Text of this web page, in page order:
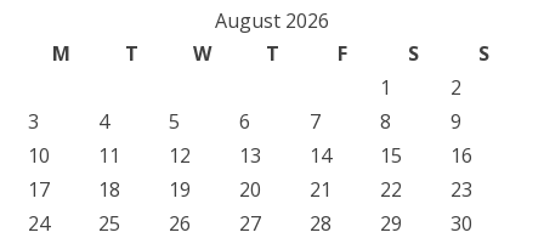
August 2026
M
T W T F S
S
1
2
3
4 5 6 7 8
9
10
11 12 13 14 15
16
17
18 19 20 21 22
23
24
25 26 27 28 29
30